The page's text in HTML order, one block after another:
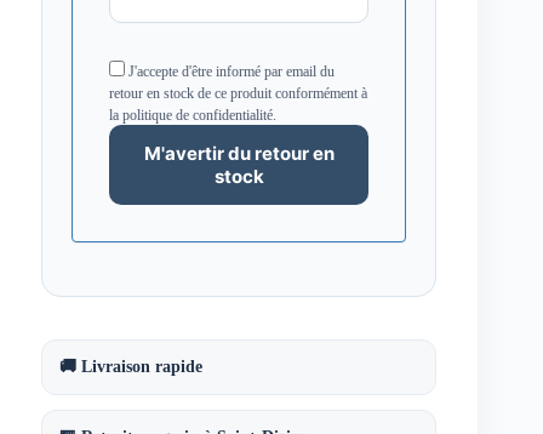
J'accepte d'être informé par email du
retour en stock de ce produit conformément à
la politique de confidentialité.
🚚 Livraison rapide